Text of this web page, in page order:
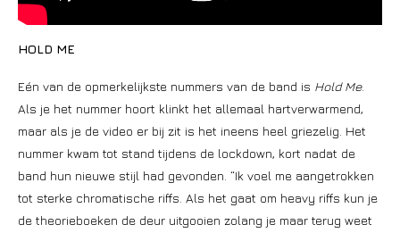
HOLD ME
Eén van de opmerkelijkste nummers van de band is Hold Me.
Als je het nummer hoort klinkt het allemaal hartverwarmend,
maar als je de video er bij zit is het ineens heel griezelig. Het
nummer kwam tot stand tijdens de lockdown, kort nadat de
band hun nieuwe stijl had gevonden. “Ik voel me aangetrokken
tot sterke chromatische riffs. Als het gaat om heavy riffs kun je
de theorieboeken de deur uitgooien zolang je maar terug weet